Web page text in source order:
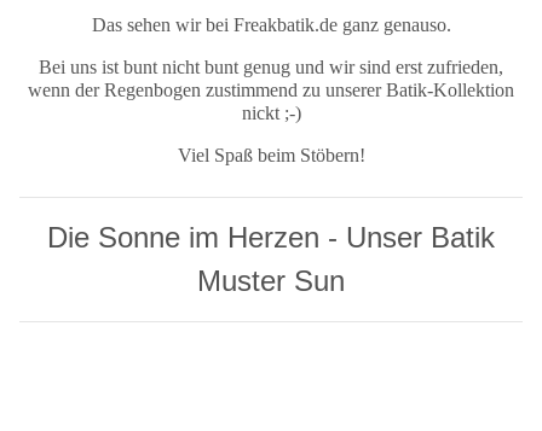
Das sehen wir bei Freakbatik.de ganz genauso.
Bei uns ist bunt nicht bunt genug und wir sind erst zufrieden,
wenn der Regenbogen zustimmend zu unserer Batik-Kollektion
nickt ;-)
Viel Spaß beim Stöbern!
Die Sonne im Herzen - Unser Batik
Muster Sun